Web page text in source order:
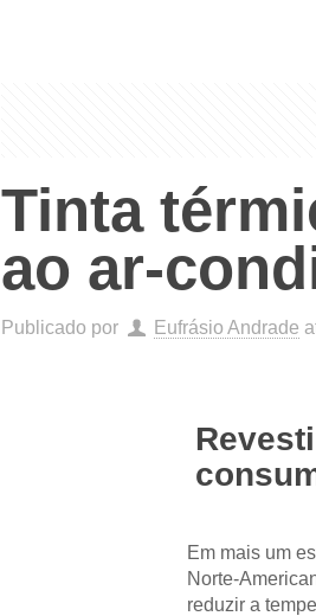
Tinta
ao ar-
Publicado por Eufrásio Andrade
Em mais um
Norte-
reduzir a